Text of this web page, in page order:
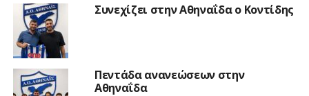
Συνεχίζει στην Αθηναΐδα ο Κοντίδης
Πεντάδα ανανεώσεων στην
Αθηναΐδα